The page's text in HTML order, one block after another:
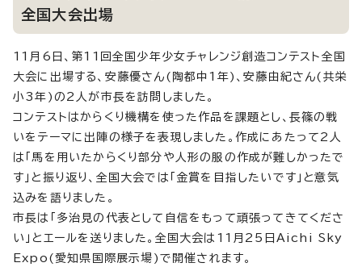
全国大会出場
11月6日、第11回全国少年少女チャレンジ創造コンテスト全国
大会に出場する、安藤優さん(陶都中1年)、安藤由紀さん(共栄
小3年)の2人が市長を訪問しました。
コンテストはからくり機構を使った作品を課題とし、長篠の戦
いをテーマに出陣の様子を表現しました。作成にあたって2人
は「馬を用いたからくり部分や人形の服の作成が難しかったで
す」と振り返り、全国大会では「金賞を目指したいです」と意気
込みを語りました。
市長は「多治見の代表として自信をもって頑張ってきてくださ
い」とエールを送りました。全国大会は11月25日Aichi Sky
Expo(愛知県国際展示場)で開催されます。